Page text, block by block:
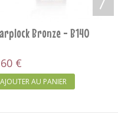
Bronze - B140
€
AJOUTER AU PANIER